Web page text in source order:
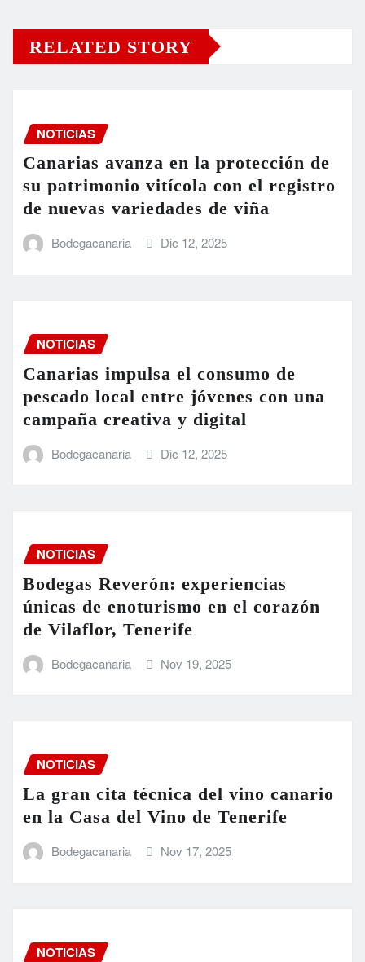
RELATED STORY
NOTICIAS
Canarias avanza en la protección de
su patrimonio vitícola con el registro
de nuevas variedades de viña
Bodegacanaria Dic 12, 2025
NOTICIAS
Canarias impulsa el consumo de
pescado local entre jóvenes con una
campaña creativa y digital
Bodegacanaria Dic 12, 2025
NOTICIAS
Bodegas Reverón: experiencias
únicas de enoturismo en el corazón
de Vilaflor, Tenerife
Bodegacanaria Nov 19, 2025
NOTICIAS
La gran cita técnica del vino canario
en la Casa del Vino de Tenerife
Bodegacanaria Nov 17, 2025
NOTICIAS